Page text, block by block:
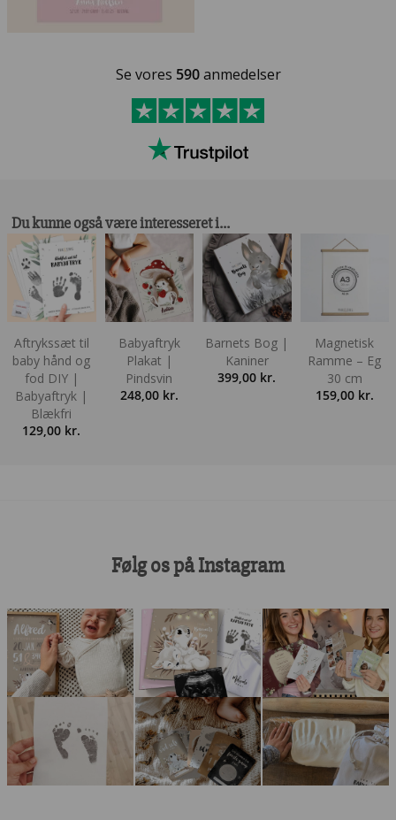
Se vores 590anmedelser
Du kunne også være interesseret i…
Aftrykssæt til
baby hånd og
fod DIY |
Babyaftryk |
Blækfri
129,00 kr.
Babyaftryk
Plakat |
Pindsvin
248,00 kr.
Barnets Bog |
Kaniner
399,00 kr.
Magnetisk
Ramme – Eg
30 cm
159,00 kr.
Følg os på Instagram